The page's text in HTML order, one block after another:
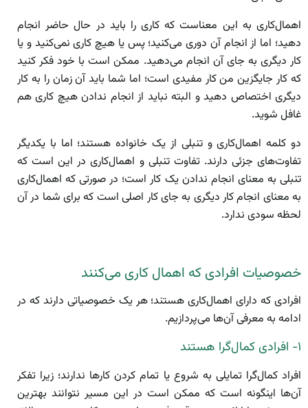
اهمال‌کاری به این معناست که کاری را باید در حال حاضر انجام
دهید؛ اما از انجام آن دوری می‌کنید؛ پس یا هیچ کاری نمی‌کنید و یا
کار دیگری به جای آن انجام می‌دهید. ممکن است با خود فکر کنید
که کار جایگزین من کار مفیدی است؛ اما شما باید آن زمان را به کار
دیگری اختصاص دهید و البته نباید از انجام ندادن هیچ کاری هم
غافل شوید.
دو کلمه اهمال‌کاری و تنبلی از یک خانواده هستند؛ اما با یکدیگر
تفاوت‌های جزئی دارند. تفاوت تنبلی و اهمال‌کاری در این است که
تنبلی به معنای انجام ندادن یک کار است؛ در صورتی که اهمال‌کاری
به معنای انجام کار دیگری به جای کار اصلی است که برای شما در آن
لحظه سودی ندارد.
خصوصیات افرادی که اهمال کاری می‌کنند
افرادی که دارای اهمال‌کاری هستند؛ هر یک خصوصیاتی دارند که در
ادامه به معرفی آن‌ها می‌پردازیم.
۱- افرادی کمال‌گرا هستند
افراد کمال‌گرا تمایلی به شروع یا تمام کردن کار‌ها ندارند؛ زیرا تفکر
آن‌ها اینگونه است که ممکن است در این مسیر نتوانند بهترین